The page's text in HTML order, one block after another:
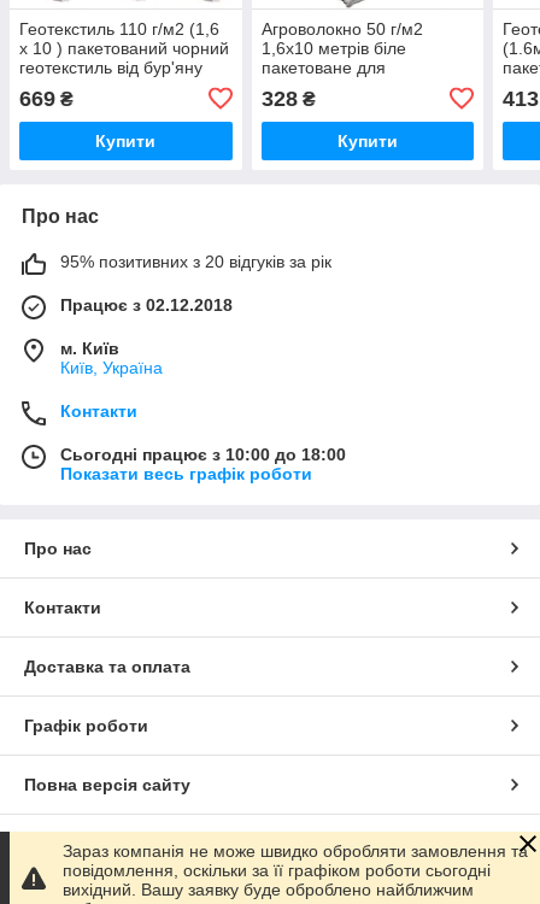
Геотекстиль 110 г/м2 (1,6
х 10 ) пакетований чорний
геотекстиль від бур'яну
669 ₴
Купити
Агроволокно 50 г/м2
1,6х10 метрів біле
пакетоване для
328₴
Купити
413
Про нас
95% позитивних з 20 відгуків за рік
Працює з 02.12.2018
м. Київ
Київ, Україна
Контакти
Сьогодні працює з 10:00 до 18:00
Показати весь графік роботи
Про нас
Контакти
Доставка та оплата
Графік роботи
Повна версія сайту
Сайт створено на маркетплейсі Prom.ua
Зараз компанія не може швидко обробляти замовлення та
повідомлення, оскільки за її графіком роботи сьогодні
вихідний. Вашу заявку буде оброблено найближчим